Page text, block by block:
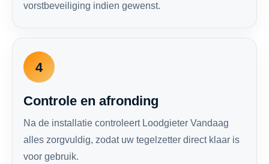
vorstbeveiliging indien gewenst.
4
Controle en afronding
Na de installatie controleert Loodgieter Vandaag
alles zorgvuldig, zodat uw tegelzetter direct klaar is
voor gebruik.